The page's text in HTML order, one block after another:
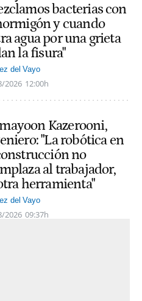
bacterias con
y cuando
agua por una grieta
la fisura"
del Vayo
2026 12:00h
Kazerooni,
"La robótica en
no
al trabajador,
herramienta"
del Vayo
2026 09:37h